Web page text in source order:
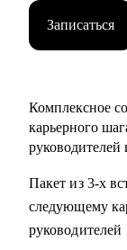
• Определить
• Многое другое;
• Директорам по
управление,
•
•
• Менеджерам,
• Студентам и
Записаться
Комплексное
карьерного
руководителей
Пакет из 3-х
следующему
руководителей